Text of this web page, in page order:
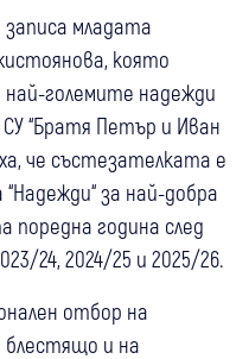
младата
която
големите надежди
“Братя Петър и Иван
че състезателката е
за най-добра
поредна година след
24, 2024/25 и 2025/26.
отбор на
блестящо и на